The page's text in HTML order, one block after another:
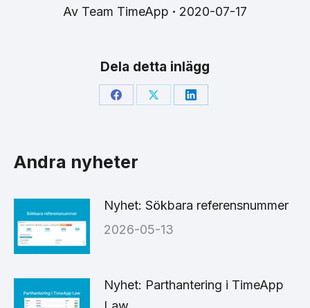
Av Team TimeApp 2020-07-17
Dela detta inlägg
Share Share Share
Andra nyheter
Nyhet: Sökbara referensnummer
2026-05-13
Nyhet: Parthantering i TimeApp